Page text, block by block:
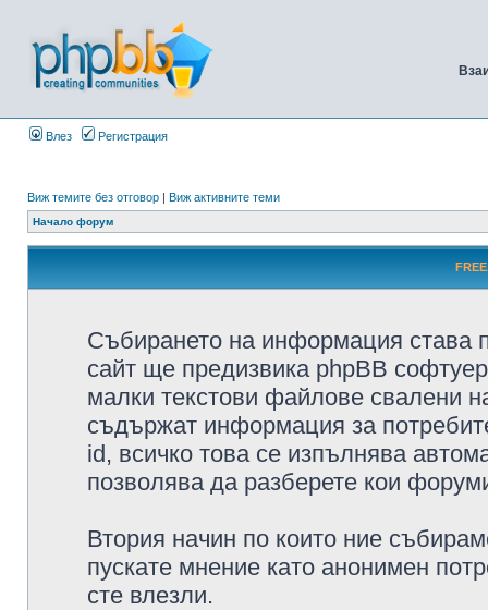
Влез Регистрация
Виж темите без отговор | Виж активните теми
Начало форум
Събирането на информация става
сайт ще предизвика phpBB
малки текстови файлове свалени
съдържат информация за
id, всичко това се изпълнява
позволява да разберете кои
Втория начин по които ние
пускате мнение като анонимен
сте влезли.